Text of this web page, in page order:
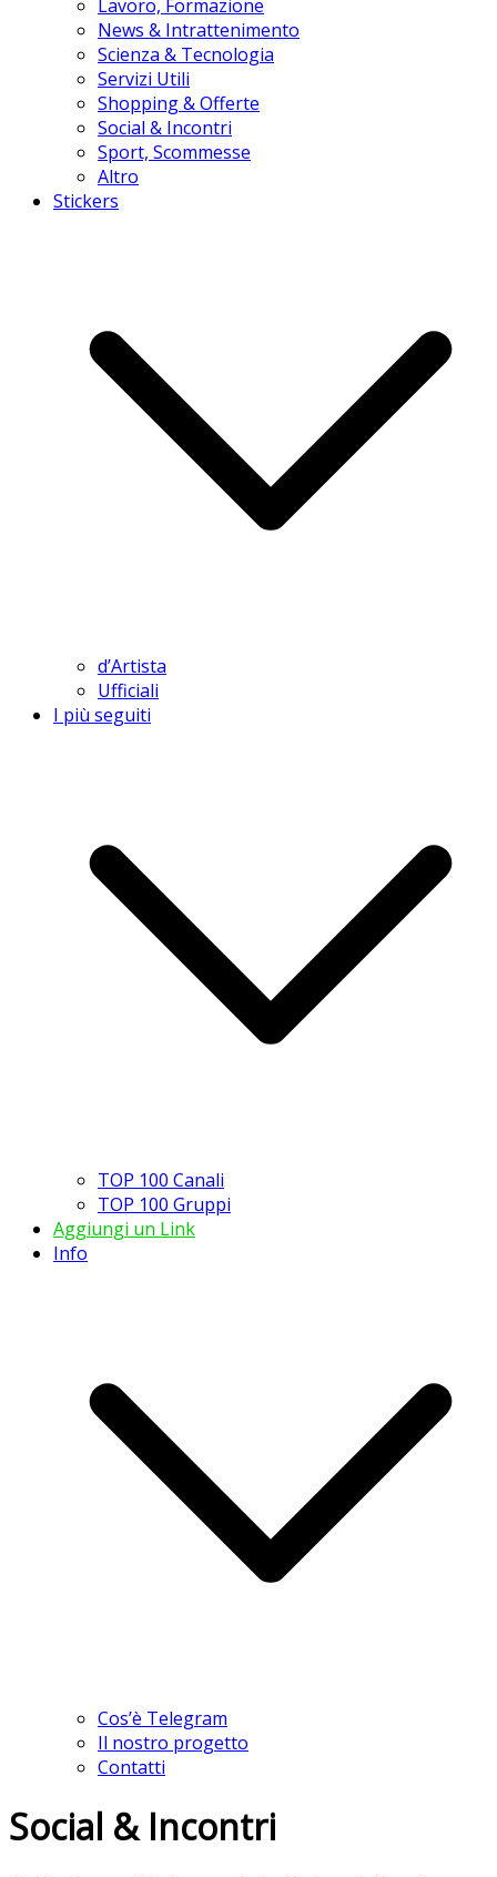
Lavoro, Formazione
News & Intrattenimento
Scienza & Tecnologia
Servizi Utili
Shopping & Offerte
Social & Incontri
Sport, Scommesse
Altro
Stickers
d’Artista
Ufficiali
I più seguiti
TOP 100 Canali
TOP 100 Gruppi
Aggiungi un Link
Info
Cos’è Telegram
Il nostro progetto
Contatti
Social & Incontri